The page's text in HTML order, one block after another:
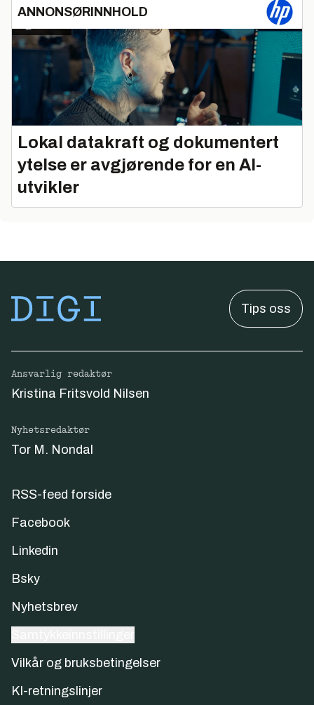
ANNONSØRINNHOLD
Lokal datakraft og dokumentert
ytelse er avgjørende for en AI-
utvikler
Tips oss
Ansvarlig redaktør
Kristina Fritsvold Nilsen
Nyhetsredaktør
Tor M. Nondal
RSS-feed forside
Facebook
Linkedin
Bsky
Nyhetsbrev
Vilkår og bruksbetingelser
KI-retningslinjer